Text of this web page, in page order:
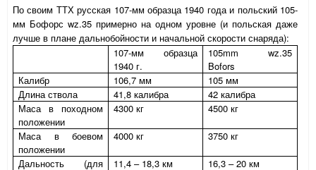
По своим ТТХ русская 107-мм образца 1940 года и польский 105-
мм Бофорс wz.35 примерно на одном уровне (и польская даже
лучше в плане дальнобойности и начальной скорости снаряда):
107-мм образца
1940 г.
105mm wz.35
Bofors
Калибр
106,7 мм
105 мм
Длина ствола
41,8 калибра
42 калибра
Маса в походном
положении
4300 кг 4500 кг
Маса в боевом
положении
4000 кг 3750 кг
Дальность (для
11,4 – 18,3 км 16,3 – 20 км